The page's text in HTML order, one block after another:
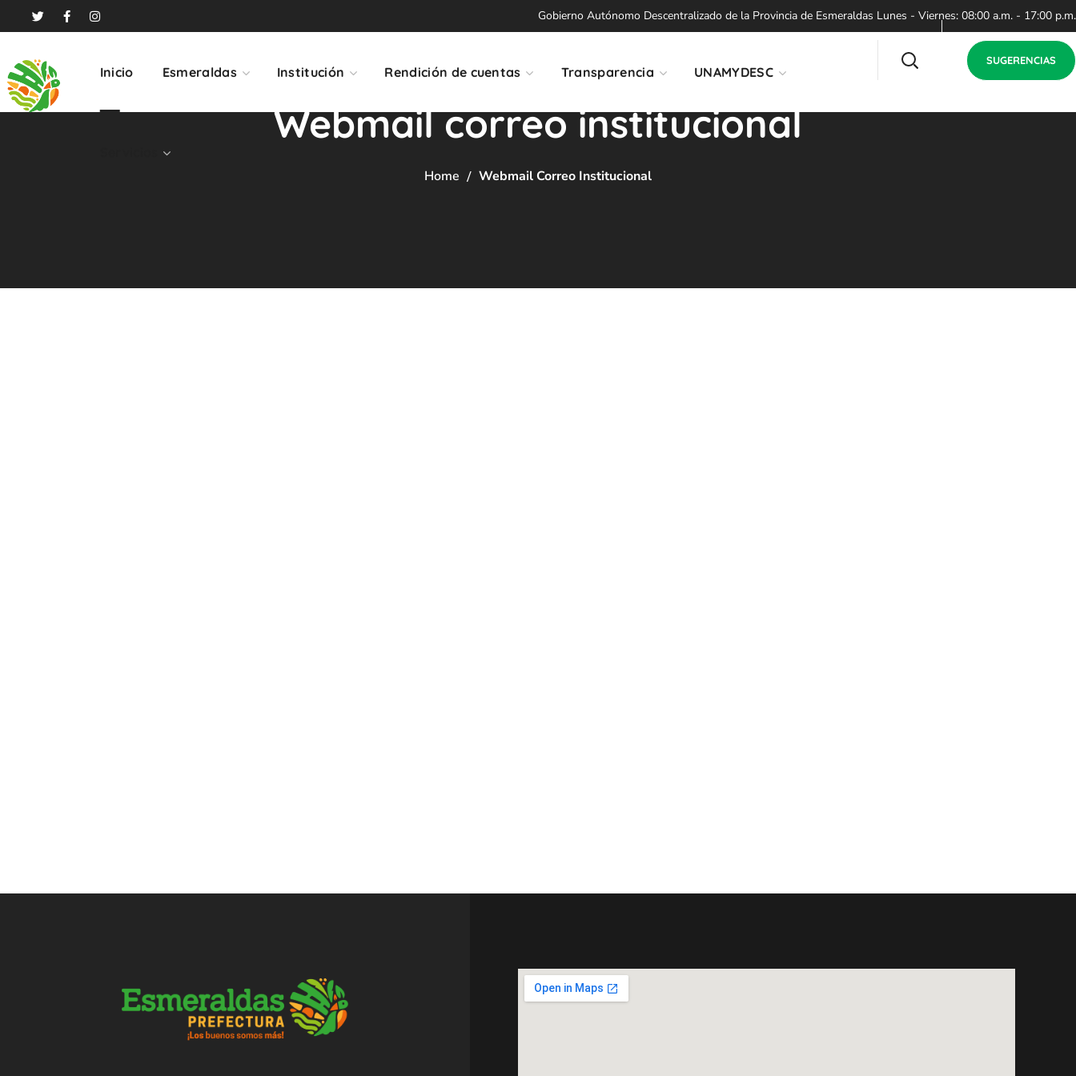
Gobierno Autónomo Descentralizado de la Provincia de Esmeraldas Lunes - Viernes: 08:00 a.m. - 17:00 p.m.
Inicio Esmeraldas Institución Rendición de cuentas Transparencia UNAMYDESC
SUGERENCIAS
Webmail correo institucional
Home Webmail Correo Institucional